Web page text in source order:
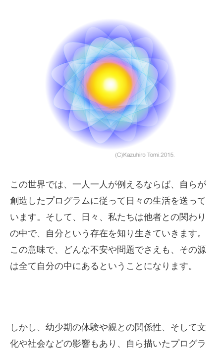
この世界では、一人一人が例えるならば、自らが
創造したプログラムに従って日々の生活を送って
います。そして、日々、私たちは他者との関わり
の中で、自分という存在を知り生きていきます。
この意味で、どんな不安や問題でさえも、その源
は全て自分の中にあるということになります。
しかし、幼少期の体験や親との関係性、そして文
化や社会などの影響もあり、自ら描いたプログラ